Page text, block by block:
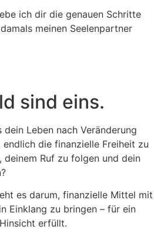
ich dir die genauen Schritte
meinen Seelenpartner
sind eins.
Leben nach Veränderung
die finanzielle Freiheit zu
Ruf zu folgen und dein
es darum, finanzielle Mittel mit
Einklang zu bringen – für ein
erfüllt.